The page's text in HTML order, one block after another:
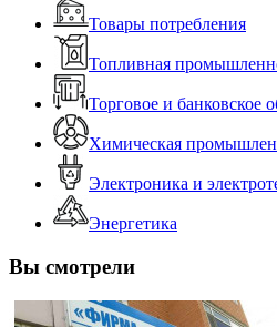
Товары потребления
Топливная
Торговое и банковское
Химическая
Электроника и
Энергетика
Вы смотрели